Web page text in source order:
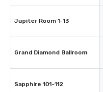
Jupiter Room 1-13
Grand Diamond Ballroom
Sapphire 101-112